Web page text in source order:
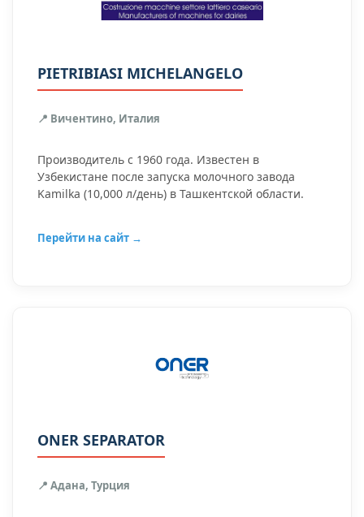
PIETRIBIASI MICHELANGELO
📍 Вичентино, Италия
Производитель с 1960 года. Известен в
Узбекистане после запуска молочного завода
Kamilka (10,000 л/день) в Ташкентской области.
Перейти на сайт →
ONER SEPARATOR
📍 Адана, Турция